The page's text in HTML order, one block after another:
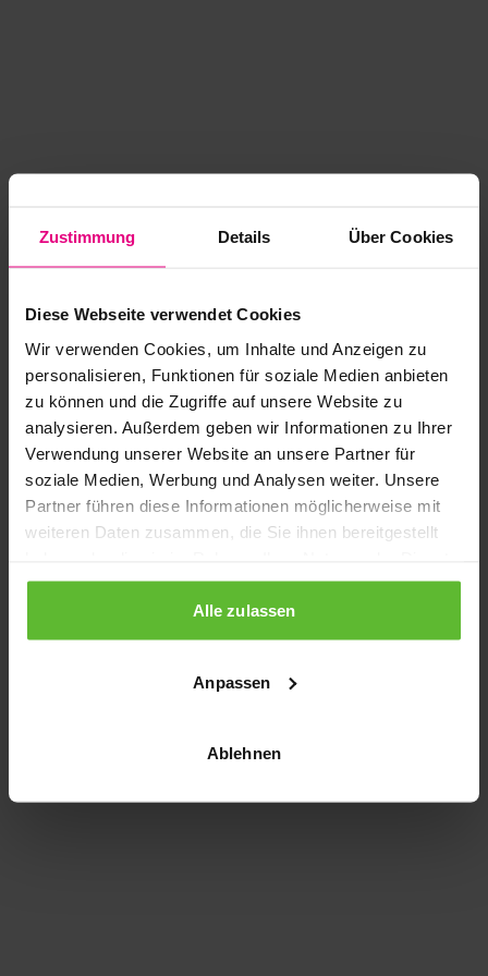
Zustimmung Details Über Cookies
Diese Webseite verwendet Cookies
Wir verwenden Cookies, um Inhalte und Anzeigen zu
personalisieren, Funktionen für soziale Medien anbieten
zu können und die Zugriffe auf unsere Website zu
analysieren. Außerdem geben wir Informationen zu Ihrer
Verwendung unserer Website an unsere Partner für
soziale Medien, Werbung und Analysen weiter. Unsere
Partner führen diese Informationen möglicherweise mit
weiteren Daten zusammen, die Sie ihnen bereitgestellt
gesammelt haben.
Alle zulassen
Anpassen
Ablehnen
Application error: a client-side exception has occurred
loading www.kurzwego.de (see the browser console for more
information).